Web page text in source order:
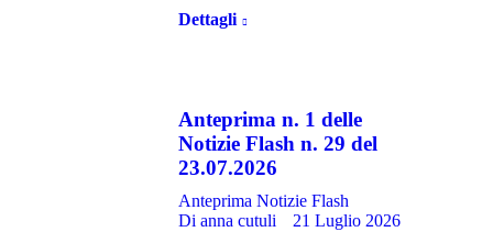
Dettagli
Anteprima n. 1 delle
Notizie Flash n. 29 del
23.07.2026
Anteprima Notizie Flash
Di anna cutuli
21 Luglio 2026